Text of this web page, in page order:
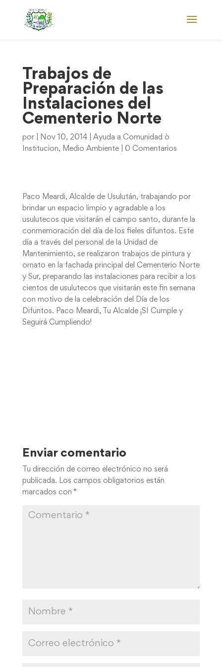
Trabajos de
Preparación de las
Instalaciones del
Cementerio Norte
por Nov 10, 2014| Ayuda a Comunidad ò
Institucion, Medio Ambiente| 0 Comentarios
Paco Meardi, Alcalde de Usulután, trabajando por
brindar un espacio limpio y agradable a los
usulutecos que visitarán el campo santo, durante la
conmemoración del día de los fieles difuntos. Este
día a través del personal de la Unidad de
Mantenimiento, se realizaron trabajos de pintura y
ornato en la fachada principal del Cementerio Norte
y Sur, preparando las instalaciones para recibir a los
cientos de usulutecos que visitarán este fin semana
con motivo de la celebración del Día de los
Difuntos. Paco Meardi, Tu Alcalde ¡SI Cumple y
Seguirá Cumpliendo!
Enviar comentario
Tu dirección de correo electrónico no será
publicada. Los campos obligatorios están
marcados con *